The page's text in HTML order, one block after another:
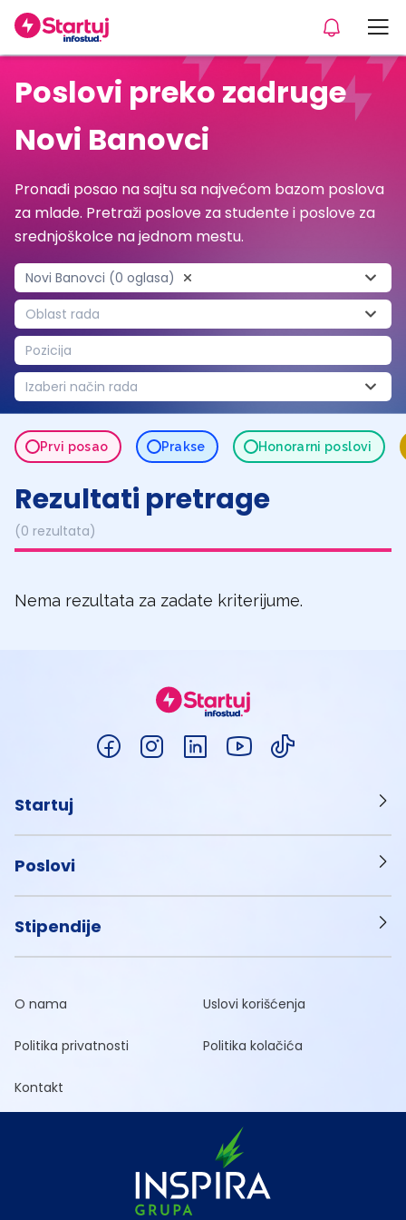
Poslovi preko zadruge
Novi Banovci
Pronađi posao na sajtu sa najvećom bazom poslova
za mlade. Pretraži poslove za studente i poslove za
srednjoškolce na jednom mestu.
Novi Banovci (0 oglasa)
Oblast rada
Pozicija
Izaberi način rada
Prvi posao Prakse Honorarni poslovi
Rezultati pretrage
(0 rezultata)
Nema rezultata za zadate kriterijume.
Startuj
Poslovi
Stipendije
O nama Uslovi korišćenja
Politika privatnosti Politika kolačića
Kontakt